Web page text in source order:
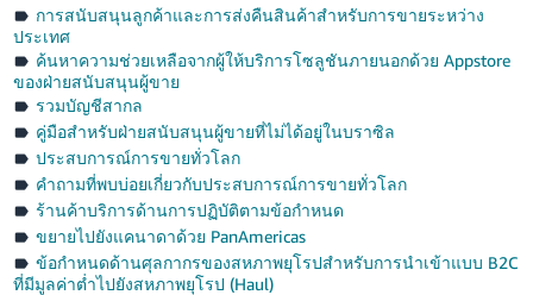
การสนับสนุนลูกค้าและการส่งคืนสินค้าสำหรับการขายระหว่าง
ประเทศ
ค้นหาความช่วยเหลือจากผู้ให้บริการโซลูชันภายนอกด้วย Appstore
ของฝ่ายสนับสนุนผู้ขาย
รวมบัญชีสากล
คู่มือสำหรับฝ่ายสนับสนุนผู้ขายที่ไม่ได้อยู่ในบราซิล
ประสบการณ์การขายทั่วโลก
คำถามที่พบบ่อยเกี่ยวกับประสบการณ์การขายทั่วโลก
ร้านค้าบริการด้านการปฏิบัติตามข้อกำหนด
ขยายไปยังแคนาดาด้วย PanAmericas
ข้อกำหนดด้านศุลกากรของสหภาพยุโรปสำหรับการนำเข้าแบบ B2C
ที่มีมูลค่าต่ำไปยังสหภาพยุโรป (Haul)